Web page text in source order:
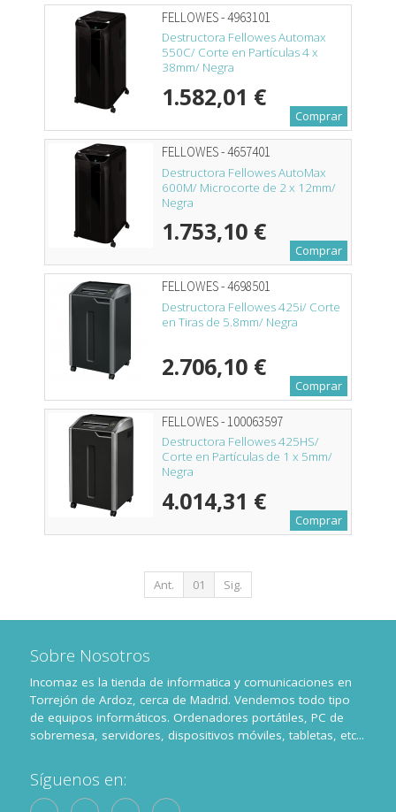
FELLOWES - 4963101
Destructora Fellowes Automax
550C/ Corte en Partículas 4 x
38mm/ Negra
1.582,01 €
Comprar
FELLOWES - 4657401
Destructora Fellowes AutoMax
600M/ Microcorte de 2 x 12mm/
Negra
1.753,10 €
Comprar
FELLOWES - 4698501
Destructora Fellowes 425i/ Corte
en Tiras de 5.8mm/ Negra
2.706,10 €
Comprar
FELLOWES - 100063597
Destructora Fellowes 425HS/
Corte en Partículas de 1 x 5mm/
Negra
4.014,31 €
Comprar
Ant. 01 Sig.
Sobre Nosotros
Incomaz es la tienda de informatica y comunicaciones en
Torrejón de Ardoz, cerca de Madrid. Vendemos todo tipo
de equipos informáticos. Ordenadores portátiles, PC de
sobremesa, servidores, dispositivos móviles, tabletas, etc...
Síguenos en: